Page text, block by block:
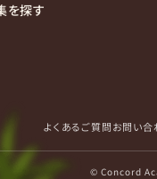
を探す
よくあるご質問お問い合
© Concord